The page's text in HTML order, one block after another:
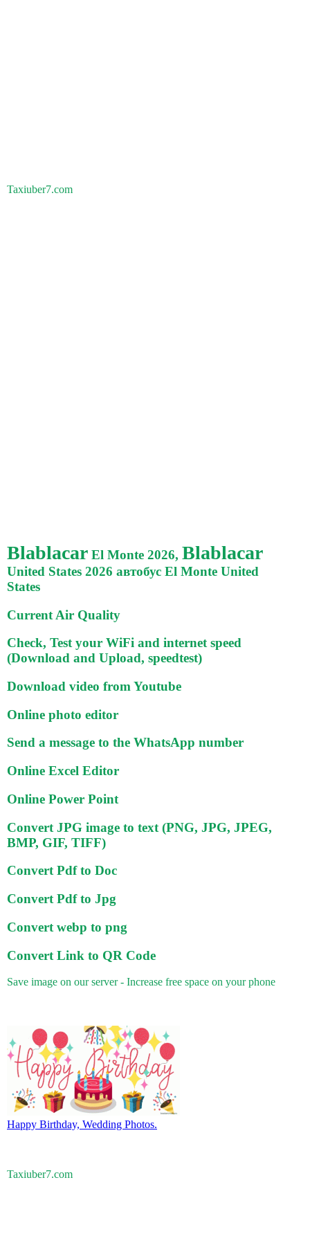
Taxiuber7.com
Blablacar El Monte 2026, Blablacar
United States 2026 автобус El Monte United
States
Current Air Quality
Check, Test your WiFi and internet speed
(Download and Upload, speedtest)
Download video from Youtube
Online photo editor
Send a message to the WhatsApp number
Online Excel Editor
Online Power Point
Convert JPG image to text (PNG, JPG, JPEG,
BMP, GIF, TIFF)
Convert Pdf to Doc
Convert Pdf to Jpg
Convert webp to png
Convert Link to QR Code
Save image on our server - Increase free space on your phone
Happy Birthday, Wedding Photos.
Taxiuber7.com